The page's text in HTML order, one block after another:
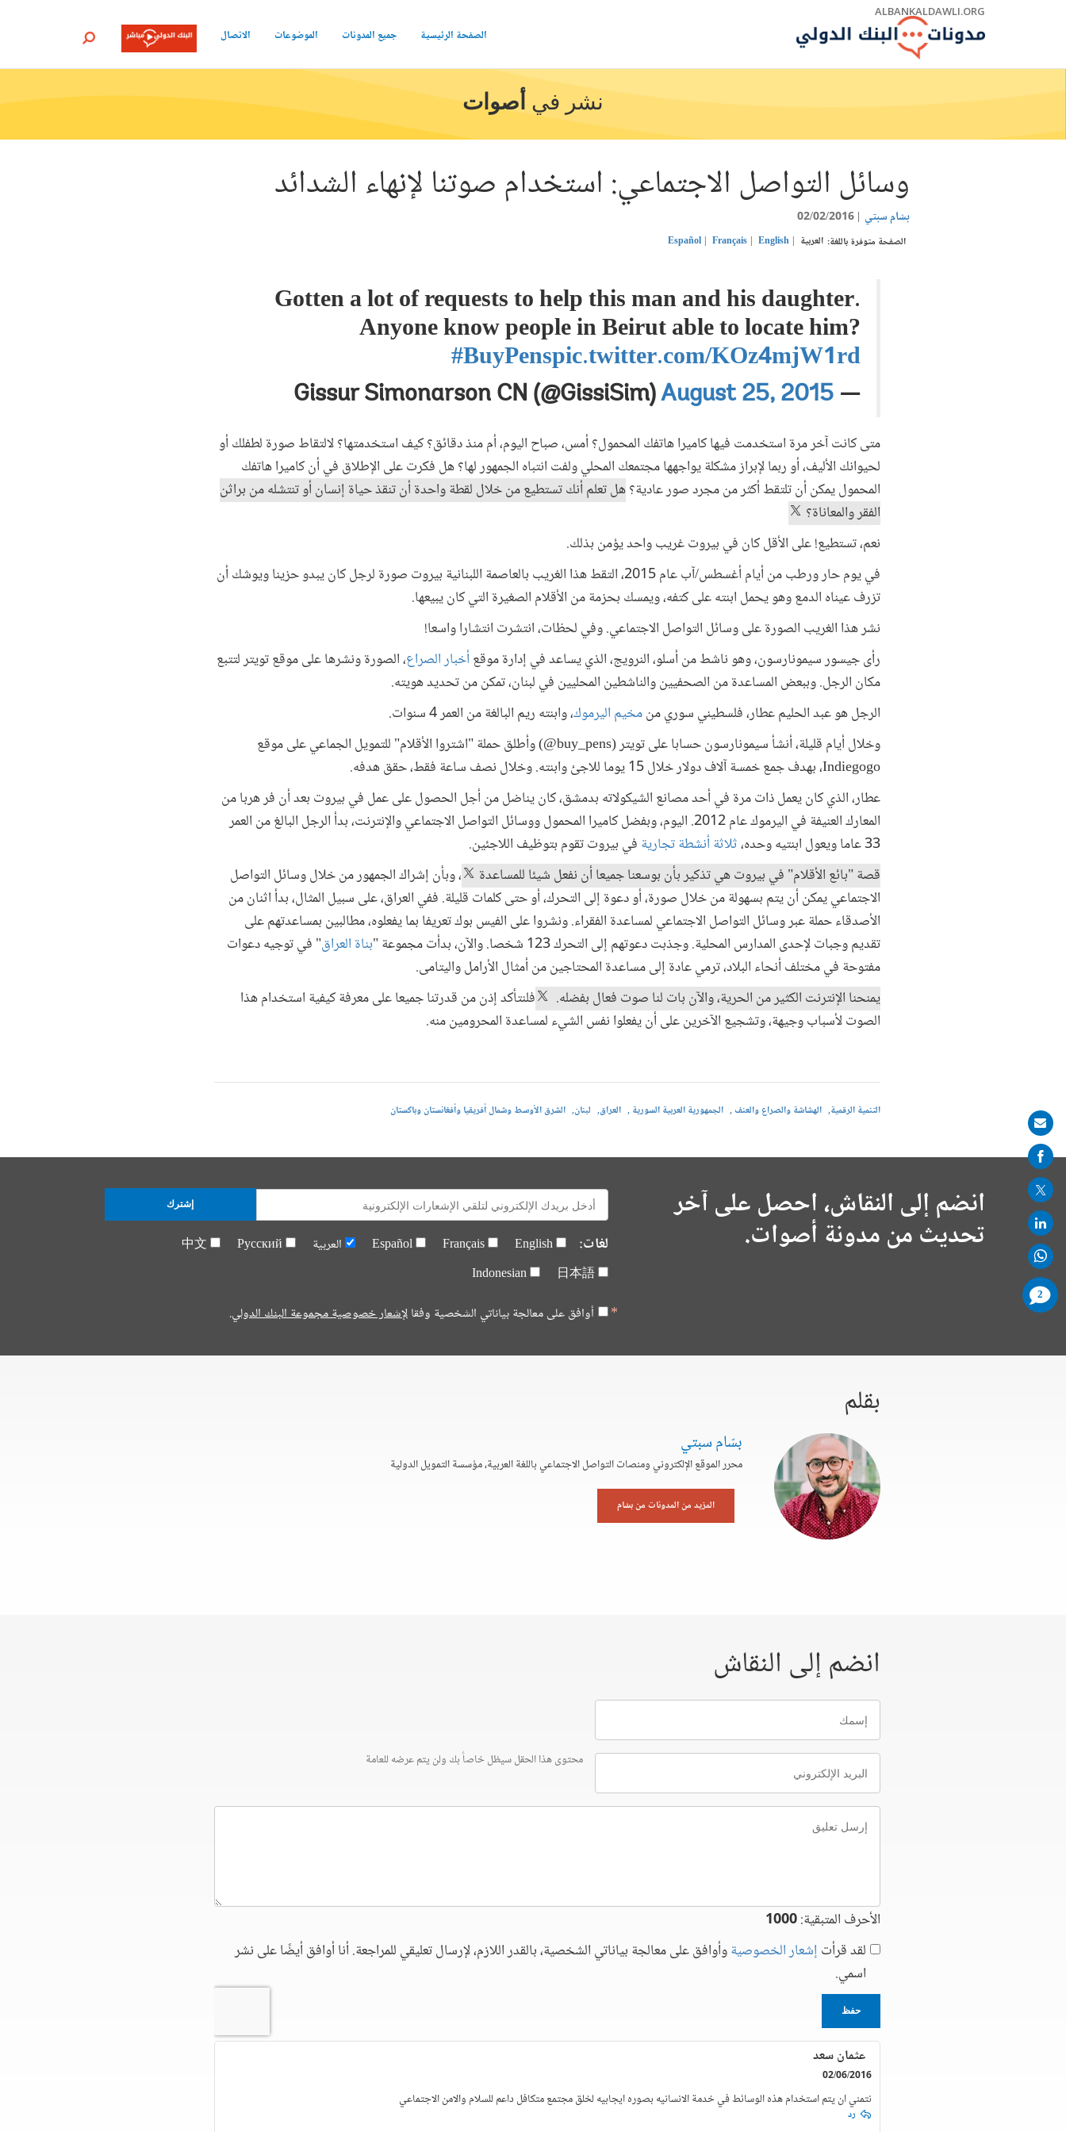
ALBANKALDAWLI.ORG
الصفحة الرئيسية جميع المدونات الموضوعات الاتصال بحث
نشر في أصوات
وسائل التواصل الاجتماعي: استخدام صوتنا لإنهاء الشدائد
بسّام سبتي 02/02/2016
الصفحة متوفرة باللغة: العربية English
Français
Español
Gotten a lot of requests to help this man and his daughter.
Anyone know people in Beirut able to locate him?
#BuyPenspic.twitter.com/KOz4mjW1rd
— Gissur Simonarson CN (@GissiSim)
August 25, 2015
متى كانت آخر مرة استخدمت فيها كاميرا هاتفك المحمول؟ أمس، صباح اليوم، أم منذ دقائق؟ كيف استخدمتها؟ لالتقاط صورة لطفلك أو
لحيوانك الأليف، أو ربما لإبراز مشكلة يواجهها مجتمعك المحلي ولفت انتباه الجمهور لها؟ هل فكرت على الإطلاق في أن كاميرا هاتفك
المحمول يمكن أن تلتقط أكثر من مجرد صور عادية؟هل تعلم أنك تستطيع من خلال لقطة واحدة أن تنقذ حياة إنسان أو تنتشله من براثن
الفقر والمعاناة؟
نعم، تستطيع! على الأقل كان في بيروت غريب واحد يؤمن بذلك.
في يوم حار ورطب من أيام أغسطس/آب عام 2015، التقط هذا الغريب بالعاصمة اللبنانية بيروت صورة لرجل كان يبدو حزينا ويوشك أن
تزرف عيناه الدمع وهو يحمل ابنته على كتفه، ويمسك بحزمة من الأقلام الصغيرة التي كان يبيعها.
نشر هذا الغريب الصورة على وسائل التواصل الاجتماعي. وفي لحظات، انتشرت انتشارا واسعا!
رأى جيسور سيمونارسون، وهو ناشط من أسلو، النرويج، الذي يساعد في إدارة موقع أخبار الصراع، الصورة ونشرها على موقع تويتر لتتبع
مكان الرجل. وببعض المساعدة من الصحفيين والناشطين المحليين في لبنان، تمكن من تحديد هويته.
الرجل هو عبد الحليم عطار، فلسطيني سوري منمخيم اليرموك، وابنته ريم البالغة من العمر 4 سنوات.
وخلال أيام قليلة، أنشأ سيمونارسون حسابا على تويتر (buy_pens@) وأطلق حملة "اشتروا الأقلام" للتمويل الجماعي على موقع
Indiegogo، بهدف جمع خمسة آلاف دولار خلال 15 يوما للاجئ وابنته. وخلال نصف ساعة فقط، حقق هدفه.
عطار، الذي كان يعمل ذات مرة في أحد مصانع الشيكولاته بدمشق، كان يناضل من أجل الحصول على عمل في بيروت بعد أن فر هربا من
المعارك العنيفة في اليرموك عام 2012. اليوم، وبفضل كاميرا المحمول ووسائل التواصل الاجتماعي والإنترنت، بدأ الرجل البالغ من العمر
33 عاما ويعول ابنتيه وحده،
ثلاثة أنشطة تجارية في بيروت تقوم بتوظيف اللاجئين.
قصة "بائع الأقلام" في بيروت هي تذكير بأن بوسعنا جميعا أن نفعل شيئا للمساعدة
، وبأن إشراك الجمهور من خلال وسائل التواصل
الاجتماعي يمكن أن يتم بسهولة من خلال صورة، أو دعوة إلى التحرك، أو حتى كلمات قليلة. ففي العراق، على سبيل المثال، بدأ اثنان من
الأصدقاء حملة عبر وسائل التواصل الاجتماعي لمساعدة الفقراء. ونشروا على الفيس بوك تعريفا بما يفعلوه، مطالبين بمساعدتهم على
تقديم وجبات لإحدى المدارس المحلية. وجذبت دعوتهم إلى التحرك 123 شخصا. والآن، بدأت مجموعة "
بناة العراق" في توجيه دعوات
مفتوحة في مختلف أنحاء البلاد، ترمي عادة إلى مساعدة المحتاجين من أمثال الأرامل واليتامى.
يمنحنا الإنترنت الكثير من الحرية، والآن بات لنا صوت فعال بفضله.
فلنتأكد إذن من قدرتنا جميعا على معرفة كيفية استخدام هذا
الصوت لأسباب وجيهة، وتشجيع الآخرين على أن يفعلوا نفس الشيء لمساعدة المحرومين منه.
التنمية الرقمية الهشاشة والصراع والعنف الجمهورية العربية السورية العراق لبنان الشرق الأوسط وشمال أفريقيا وأفغانستان وباكستان
انضم إلى النقاش، احصل على آخر
تحديث من مدونة أصوات.
E-
mail:
لغات: English
Français
Español العربية Русский
中文
日本語
Indonesian
أوافق على معالجة بياناتي الشخصية وفقالإشعار خصوصية مجموعة البنك الدولي.
إشترك
بقلم
بسّام سبتي
محرر الموقع الإلكتروني ومنصات التواصل الاجتماعي باللغة العربية، مؤسسة التمويل الدولية
المزيد من المدونات من بسّام
انضم إلى النقاش
إسمك
البريد
الإلكتروني
محتوى هذا الحقل سيظل خاصاً بك ولن يتم عرضه للعامة
إرسل
تعليق
الأحرف المتبقية:1000
لقد قرأت إشعار الخصوصيةوأوافق على معالجة بياناتي الشخصية، بالقدر اللازم، لإرسال تعليقي للمراجعة. أنا أوافق أيضًا على نشر
اسمي.
حفظ
عثمان سعد
02/06/2016
نتمني ان يتم استخدام هذه الوسائط في خدمة الانسانيه بصوره ايجابيه لخلق مجتمع متكافل داعم للسلام والامن الاجتماعي
رد
Share
on
mail
2
comments
added